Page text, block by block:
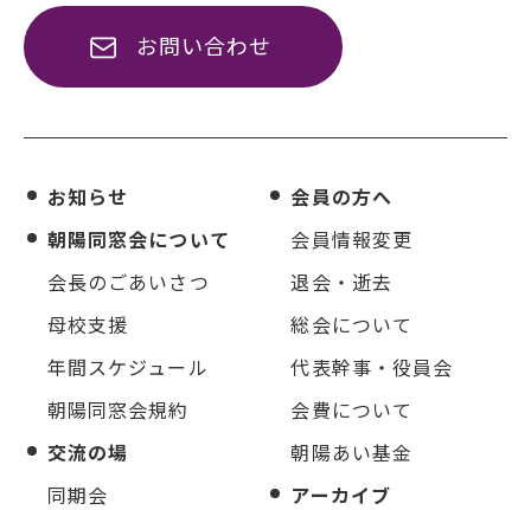
お問い合わせ
お知らせ
朝陽同窓会について
会長のごあいさつ
母校支援
年間スケジュール
朝陽同窓会規約
交流の場
同期会
会員の方へ
会員情報変更
退会・逝去
総会について
代表幹事・役員会
会費について
朝陽あい基金
アーカイブ